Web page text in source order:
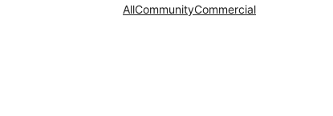
AllCommunityCommercial